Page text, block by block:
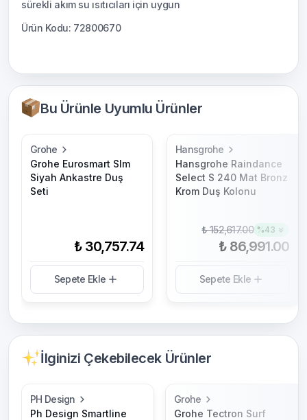
Bu Ürünle Uyumlu Ürünler
Grohe
Grohe Eurosmart Slm
Siyah Ankastre Duş
Seti
₺ 30,757.74
Sepete Ekle
Hansgrohe
Hansgrohe Raindance
Select S 240 Mat Bronz
Krom Duş Kolonu
₺ 152,617.00 %43
₺ 86,991.00
Sepete Ekle
İlginizi Çekebilecek Ürünler
PH Design
Ph Design Smartline
Grohe
Grohe Tectron Surf
sürekli akım su ısıtıcıları için uygun
Ürün Kodu: 72800670